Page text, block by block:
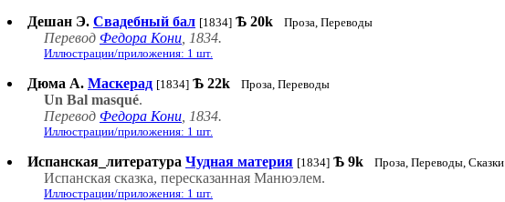
Дешан Э. Свадебный бал [1834] Ѣ 20k Проза, Переводы
Перевод Федора Кони , 1834.
Иллюстрации/приложения: 1 шт.
Дюма А. Маскерад [1834] Ѣ 22k Проза, Переводы
Un Bal masqué.
Перевод Федора Кони , 1834.
Иллюстрации/приложения: 1 шт.
Испанская_литература Чудная материя [1834] Ѣ 9k Проза, Переводы, Сказки
Испанская сказка, пересказанная Манюэлем.
Иллюстрации/приложения: 1 шт.